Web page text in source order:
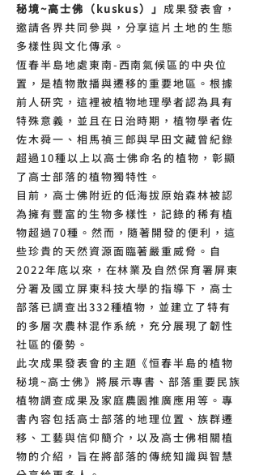
秘境~高士佛（kuskus）」成果發表會，
邀請各界共同參與，分享這片土地的生態
多樣性與文化傳承。
恆春半島地處東南-西南氣候區的中央位
置，是植物散播與遷移的重要地區。根據
前人研究，這裡被植物地理學者認為具有
特殊意義，並且在日治時期，植物學者佐
佐木舜一、相馬禎三郎與早田文藏曾紀錄
超過10種以上以高士佛命名的植物，彰顯
了高士部落的植物獨特性。
目前，高士佛附近的低海拔原始森林被認
為擁有豐富的生物多樣性，記錄的稀有植
物超過70種。然而，隨著開發的便利，這
些珍貴的天然資源面臨著嚴重威脅。自
2022年底以來，在林業及自然保育署屏東
分署及國立屏東科技大學的指導下，高士
部落已調查出332種植物，並建立了特有
的多層次農林混作系統，充分展現了韌性
社區的優勢。
此次成果發表會的主題《恒春半島的植物
秘境~高士佛》將展示專書、部落重要民族
植物調查成果及家庭農園推廣應用等。專
書內容包括高士部落的地理位置、族群遷
移、工藝與信仰簡介，以及高士佛相關植
物的介紹，旨在將部落的傳統知識與智慧